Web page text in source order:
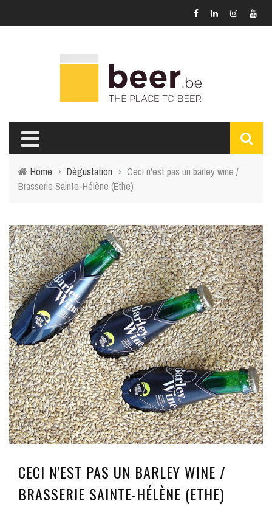
Home › Dégustation › Ceci n'est pas un barley wine /
Brasserie Sainte-Hélène (Ethe)
CECI N'EST PAS UN BARLEY WINE /
BRASSERIE SAINTE-HÉLÈNE (ETHE)